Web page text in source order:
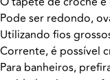
Pode ser redondo,
Utilizando fios
Corrente, é possível
Para banheiros,